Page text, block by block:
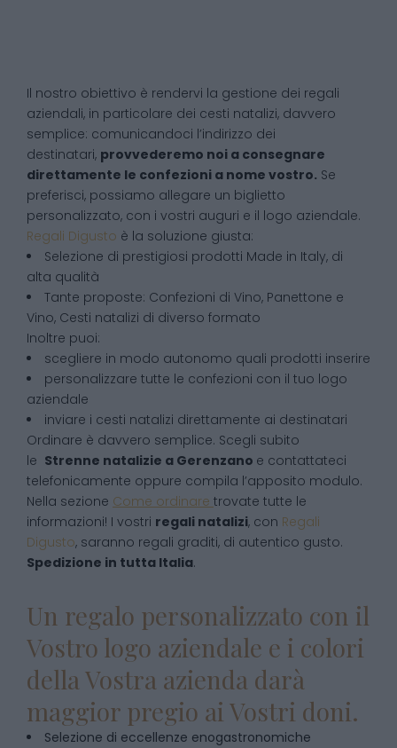
Il nostro obiettivo è rendervi la gestione dei regali
aziendali, in particolare dei cesti natalizi, davvero
semplice: comunicandoci l’indirizzo dei
destinatari, provvederemo noi a consegnare
direttamente le confezioni a nome vostro. Se
preferisci, possiamo allegare un biglietto
personalizzato, con i vostri auguri e il logo aziendale.
Regali Digusto è la soluzione giusta:
Selezione di prestigiosi prodotti Made in Italy, di
alta qualità
Tante proposte: Confezioni di Vino, Panettone e
Vino, Cesti natalizi di diverso formato
Inoltre puoi:
scegliere in modo autonomo quali prodotti inserire
personalizzare tutte le confezioni con il tuo logo
aziendale
inviare i cesti natalizi direttamente ai destinatari
Ordinare è davvero semplice. Scegli subito
le Strenne natalizie a Gerenzano e contattateci
telefonicamente oppure compila l’apposito modulo.
Nella sezione Come ordinare trovate tutte le
informazioni! I vostri regali natalizi, con Regali
Digusto, saranno regali graditi, di autentico gusto.
Spedizione in tutta Italia.
Un regalo personalizzato con il
Vostro logo aziendale e i colori
della Vostra azienda darà
maggior pregio ai Vostri doni.
Selezione di eccellenze enogastronomiche